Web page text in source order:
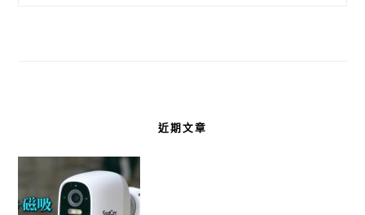
近期文章